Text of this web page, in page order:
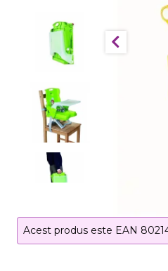
Acest produs este EAN